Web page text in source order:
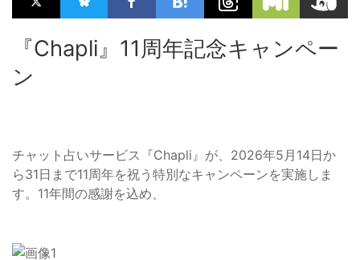
『Chapli』11周年記念キャンペー
ン
チャット占いサービス『Chapli』が、2026年5月14日か
ら31日まで11周年を祝う特別なキャンペーンを実施しま
す。11年間の感謝を込め、